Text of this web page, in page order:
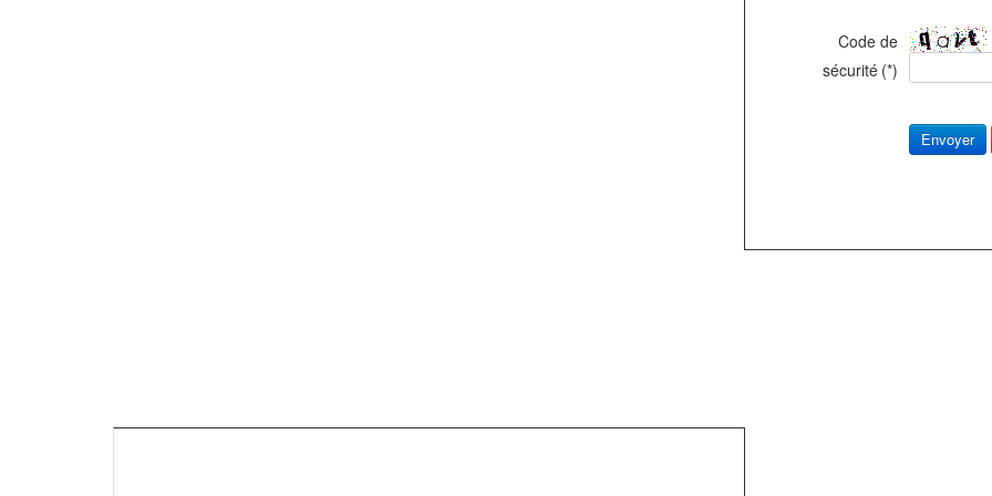
Code de
sécurité (*)
Envoyer